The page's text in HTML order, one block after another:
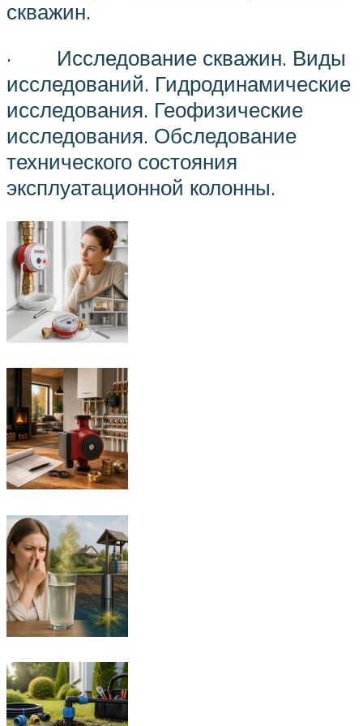
скважин.
· Исследование скважин. Виды
исследований. Гидродинамические
исследования. Геофизические
исследования. Обследование
технического состояния
эксплуатационной колонны.